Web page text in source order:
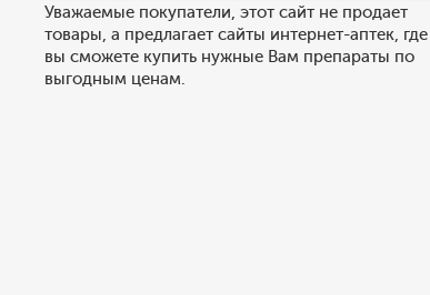
Уважаемые покупатели, этот сайт не продает
товары, а предлагает сайты интернет-аптек, где
вы сможете купить нужные Вам препараты по
выгодным ценам.